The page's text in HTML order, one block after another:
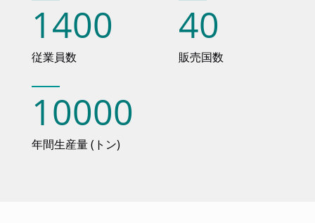
1400
従業員数
40
販売国数
10000
年間生産量 (トン)